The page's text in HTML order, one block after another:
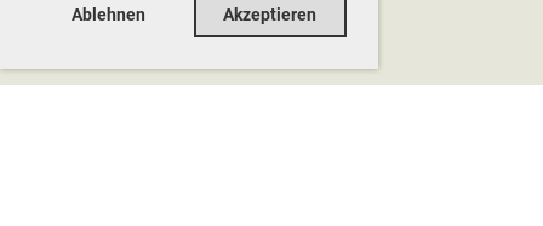
Ablehnen Akzeptieren